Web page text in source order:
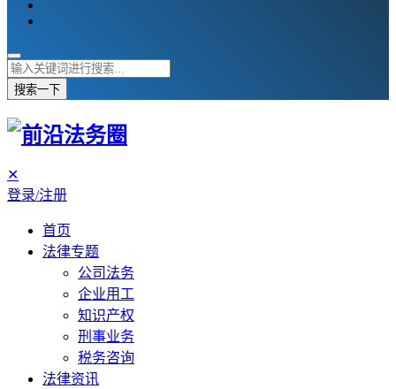
搜索一下
✕
登录/注册
首页
法律专题
公司法务
企业用工
知识产权
刑事业务
税务咨询
法律资讯